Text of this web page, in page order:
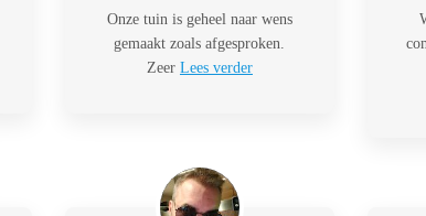
Onze tuin is geheel naar wens
gemaakt zoals afgesproken.
Zeer Lees verder